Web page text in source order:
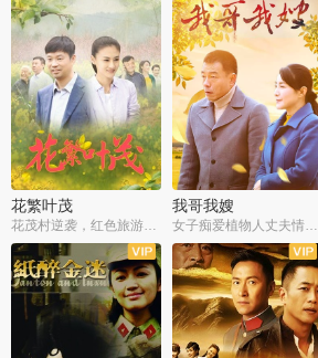
花繁叶茂
花茂村逆袭，红色旅游出圈
我哥我嫂
女子痴爱植物人丈夫情定一生
全42集
全35集